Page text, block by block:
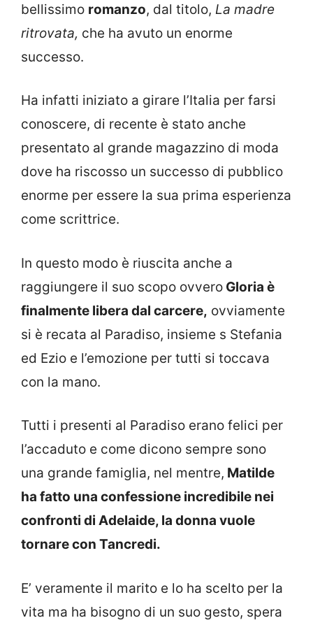
bellissimo romanzo, dal titolo, La madre
ritrovata, che ha avuto un enorme
successo.
Ha infatti iniziato a girare l’Italia per farsi
conoscere, di recente è stato anche
presentato al grande magazzino di moda
dove ha riscosso un successo di pubblico
enorme per essere la sua prima esperienza
come scrittrice.
In questo modo è riuscita anche a
raggiungere il suo scopo ovvero Gloria è
finalmente libera dal carcere, ovviamente
si è recata al Paradiso, insieme s Stefania
ed Ezio e l’emozione per tutti si toccava
con la mano.
Tutti i presenti al Paradiso erano felici per
l’accaduto e come dicono sempre sono
una grande famiglia, nel mentre, Matilde
ha fatto una confessione incredibile nei
confronti di Adelaide, la donna vuole
tornare con Tancredi.
E’ veramente il marito e lo ha scelto per la
vita ma ha bisogno di un suo gesto, spera